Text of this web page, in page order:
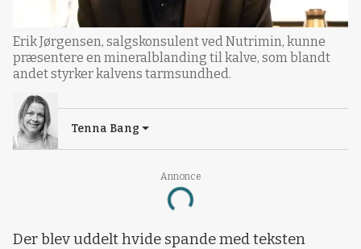
Annonce
Loading...
Erik Jørgensen, salgskonsulent ved Nutrimin, kunne
præsentere en mineralblanding til kalve, som blandt
andet styrker kalvens tarmsundhed.
Tenna Bang
Der blev uddelt hvide spande med teksten